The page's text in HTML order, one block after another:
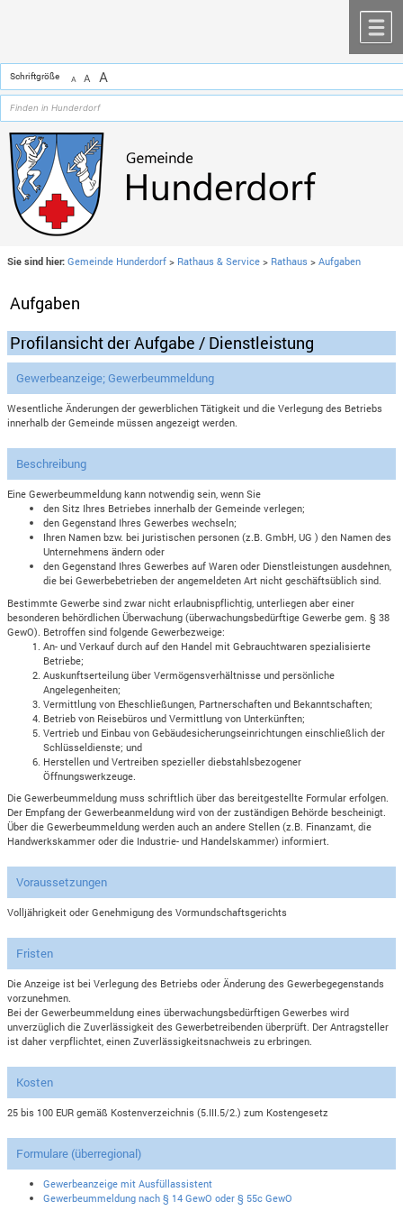
Schriftgröße A A A
Sie sind hier: Gemeinde Hunderdorf > Rathaus & Service > Rathaus >Aufgaben
Aufgaben
Profilansicht der Aufgabe / Dienstleistung
Gewerbeanzeige; Gewerbeummeldung
Wesentliche Änderungen der gewerblichen Tätigkeit und die Verlegung des Betriebs
innerhalb der Gemeinde müssen angezeigt werden.
Beschreibung
Eine Gewerbeummeldung kann notwendig sein, wenn Sie
den Sitz Ihres Betriebes innerhalb der Gemeinde verlegen;
den Gegenstand Ihres Gewerbes wechseln;
Ihren Namen bzw. bei juristischen personen (z.B. GmbH, UG ) den Namen des
Unternehmens ändern oder
den Gegenstand Ihres Gewerbes auf Waren oder Dienstleistungen ausdehnen,
die bei Gewerbebetrieben der angemeldeten Art nicht geschäftsüblich sind.
Bestimmte Gewerbe sind zwar nicht erlaubnispflichtig, unterliegen aber einer
besonderen behördlichen Überwachung (überwachungsbedürftige Gewerbe gem. § 38
GewO). Betroffen sind folgende Gewerbezweige:
An- und Verkauf durch auf den Handel mit Gebrauchtwaren spezialisierte
Betriebe;
Auskunftserteilung über Vermögensverhältnisse und persönliche
Angelegenheiten;
Vermittlung von Eheschließungen, Partnerschaften und Bekanntschaften;
Betrieb von Reisebüros und Vermittlung von Unterkünften;
Vertrieb und Einbau von Gebäudesicherungseinrichtungen einschließlich der
Schlüsseldienste; und
Herstellen und Vertreiben spezieller diebstahlsbezogener
Öffnungswerkzeuge.
Die Gewerbeummeldung muss schriftlich über das bereitgestellte Formular erfolgen.
Der Empfang der Gewerbeanmeldung wird von der zuständigen Behörde bescheinigt.
Über die Gewerbeummeldung werden auch an andere Stellen (z.B. Finanzamt, die
Handwerkskammer oder die Industrie- und Handelskammer) informiert.
Voraussetzungen
Volljährigkeit oder Genehmigung des Vormundschaftsgerichts
Fristen
Die Anzeige ist bei Verlegung des Betriebs oder Änderung des Gewerbegegenstands
vorzunehmen.
Bei der Gewerbeummeldung eines überwachungsbedürftigen Gewerbes wird
unverzüglich die Zuverlässigkeit des Gewerbetreibenden überprüft. Der Antragsteller
ist daher verpflichtet, einen Zuverlässigkeitsnachweis zu erbringen.
Kosten
25 bis 100 EUR gemäß Kostenverzeichnis (5.III.5/2.) zum Kostengesetz
Formulare (überregional)
Gewerbeanzeige mit Ausfüllassistent
Gewerbeummeldung nach § 14 GewO oder § 55c GewO